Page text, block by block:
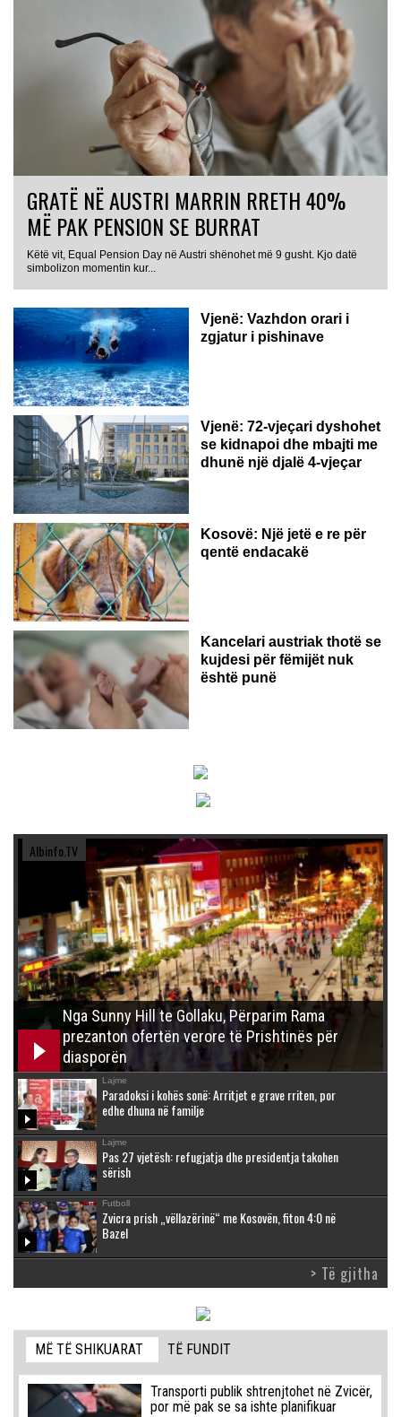
GRATË NË AUSTRI MARRIN RRETH 40%
MË PAK PENSION SE BURRAT
Këtë vit, Equal Pension Day në Austri shënohet më 9 gusht. Kjo datë
simbolizon momentin kur...
Vjenë: Vazhdon orari i
zgjatur i pishinave
Vjenë: 72-vjeçari dyshohet
se kidnapoi dhe mbajti me
dhunë një djalë 4-vjeçar
Kosovë: Një jetë e re për
qentë endacakë
Kancelari austriak thotë se
kujdesi për fëmijët nuk
është punë
Albinfo.TV
Nga Sunny Hill te Gollaku, Përparim Rama
prezanton ofertën verore të Prishtinës për
diasporën
Lajme
Paradoksi i kohës sonë: Arritjet e grave rriten, por
edhe dhuna në familje
Lajme
Pas 27 vjetësh: refugjatja dhe presidentja takohen
sërish
Futboll
Zvicra prish „vëllazërinë“ me Kosovën, fiton 4:0 në
Bazel
> Të gjitha
MË TË SHIKUARAT TË FUNDIT
Transporti publik shtrenjtohet në Zvicër,
por më pak se sa ishte planifikuar